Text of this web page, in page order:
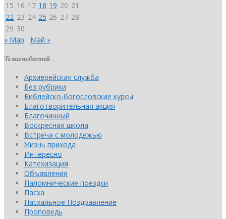
15 16 17 18 19 20 21
22 23 24 25 26 27 28
29 30
« Мар
Май »
Темы новостей
Архиерейская служба
Без рубрики
Библейско-богословские курсы
Благотворительная акция
Благочинный
Воскресная школа
Встреча с молодежью
Жизнь прихода
Интересно
Катехизация
Объявления
Паломнические поездки
Пасха
Пасхальное Поздравление
Проповедь